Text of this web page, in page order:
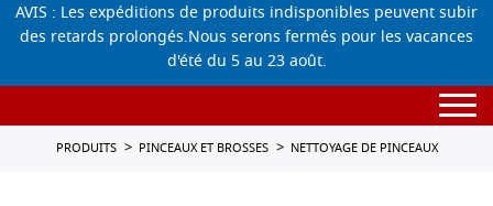
AVIS : Les expéditions de produits indisponibles peuvent subir
des retards prolongés.Nous serons fermés pour les vacances
d'été du 5 au 23 août.
PRODUITS PINCEAUX ET BROSSES NETTOYAGE DE PINCEAUX